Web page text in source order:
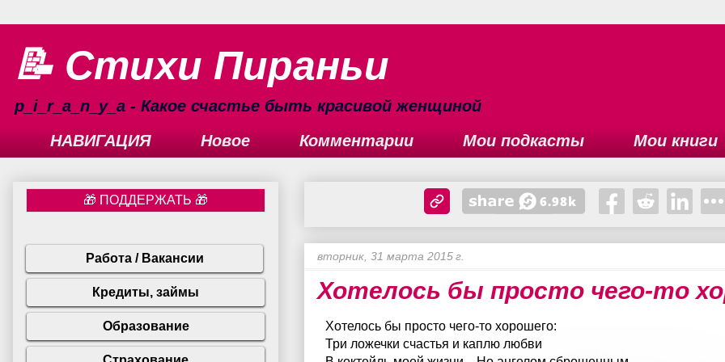
📝 Стихи Пираньи
p_i_r_a_n_y_a - Какое счастье быть красивой женщиной
НАВИГАЦИЯ
Новое Комментарии Мои подкасты Мои книги
вторник, 31 марта 2015 г.
Хотелось бы просто чего-то
Хотелось бы просто чего-то хорошего:
Три ложечки счастья и каплю любви